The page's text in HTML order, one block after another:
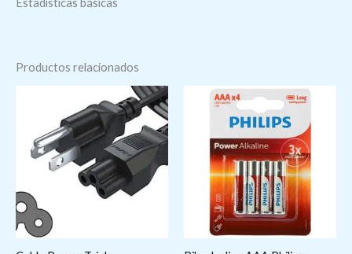
Estadísticas básicas
Productos relacionados